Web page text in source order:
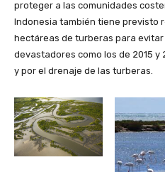
proteger a las comunidades
Indonesia también tiene previsto
hectáreas de turberas para
devastadores como los de 2015 y
y por el drenaje de las turberas.